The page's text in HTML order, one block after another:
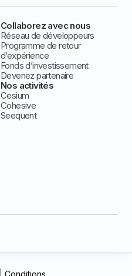
Collaborez avec nous
Réseau de développeurs
Programme de retour
d’expérience
Fonds d’investissement
Devenez partenaire
Nos activités
Cesium
Cohesive
Seequent
Conditions